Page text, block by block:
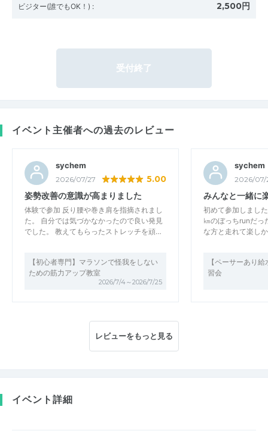
ビジター(誰でもOK！) : 2,500円
受付終了
イベント主催者への過去のレビュー
sychem
2026/07/27 5.00
姿勢改善の意識が高まりました
体験で参加 反り腰や巻き肩を指摘されまし
た。 自分では気づかなかったので良い発見
でした。 教えてもらったストレッチを頑…
【初心者専門】マラソンで怪我をしない
ための筋力アップ教室
2026/7/4～2026/7/25
sychem
2026/07/
みんなと一緒に
初めて参加しまし
㎞のぼっちrunだっ
な方と走れて楽し
【ペーサーあり
習会
レビューをもっと見る
イベント詳細